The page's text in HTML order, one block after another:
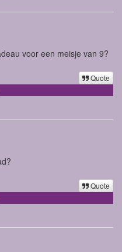
voor een meisje van 9?
Quote
Quote